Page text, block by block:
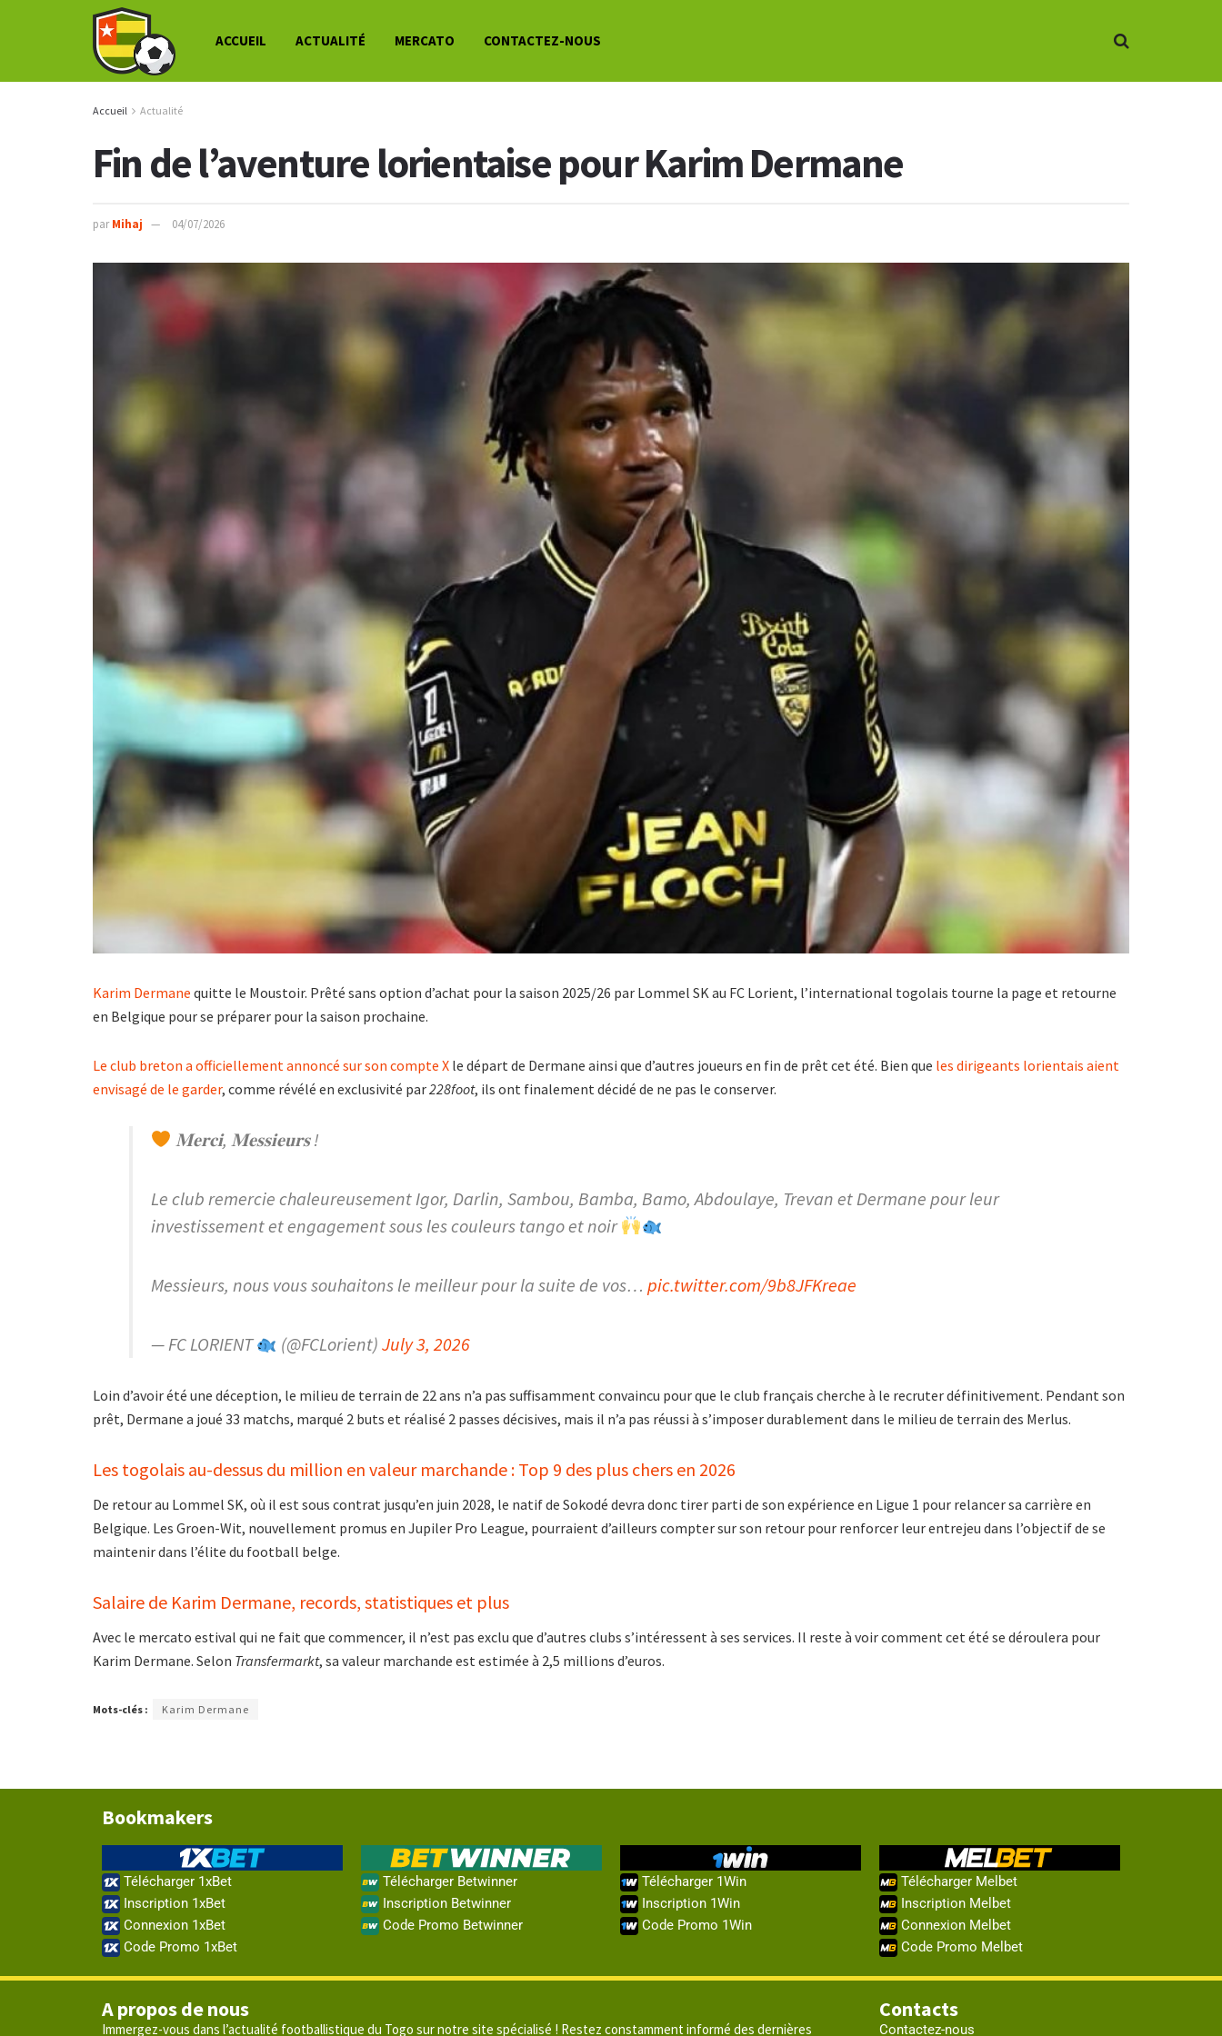
ACCUEIL ACTUALITÉ MERCATO CONTACTEZ-NOUS
Accueil Actualité
Fin de l’aventure lorientaise pour Karim Dermane
par Mihaj 04/07/2026
Karim Dermane quitte le Moustoir. Prêté sans option d’achat pour la saison 2025/26 par Lommel SK au FC Lorient, l’international togolais tourne la page et retourne
en Belgique pour se préparer pour la saison prochaine.
Le club breton a officiellement annoncé sur son compte X le départ de Dermane ainsi que d’autres joueurs en fin de prêt cet été. Bien que les dirigeants lorientais aient
envisagé de le garder, comme révélé en exclusivité par228foot, ils ont finalement décidé de ne pas le conserver.
𝐌𝐞𝐫𝐜𝐢, 𝐌𝐞𝐬𝐬𝐢𝐞𝐮𝐫𝐬 !
Le club remercie chaleureusement Igor, Darlin, Sambou, Bamba, Bamo, Abdoulaye, Trevan et Dermane pour leur
investissement et engagement sous les couleurs tango et noir
Messieurs, nous vous souhaitons le meilleur pour la suite de vos… pic.twitter.com/9b8JFKreae
— FC LORIENT (@FCLorient) July 3, 2026
Loin d’avoir été une déception, le milieu de terrain de 22 ans n’a pas suffisamment convaincu pour que le club français cherche à le recruter définitivement. Pendant son
prêt, Dermane a joué 33 matchs, marqué 2 buts et réalisé 2 passes décisives, mais il n’a pas réussi à s’imposer durablement dans le milieu de terrain des Merlus.
Les togolais au-dessus du million en valeur marchande : Top 9 des plus chers en 2026
De retour au Lommel SK, où il est sous contrat jusqu’en juin 2028, le natif de Sokodé devra donc tirer parti de son expérience en Ligue 1 pour relancer sa carrière en
Belgique. Les Groen-Wit, nouvellement promus en Jupiler Pro League, pourraient d’ailleurs compter sur son retour pour renforcer leur entrejeu dans l’objectif de se
maintenir dans l’élite du football belge.
Salaire de Karim Dermane, records, statistiques et plus
Avec le mercato estival qui ne fait que commencer, il n’est pas exclu que d’autres clubs s’intéressent à ses services. Il reste à voir comment cet été se déroulera pour
Karim Dermane. Selon Transfermarkt, sa valeur marchande est estimée à 2,5 millions d’euros.
Mots-clés : Karim Dermane
Bookmakers
Télécharger 1xBet
Inscription 1xBet
Connexion 1xBet
Code Promo 1xBet
Télécharger Betwinner
Inscription Betwinner
Code Promo Betwinner
Télécharger 1Win
Inscription 1Win
Code Promo 1Win
Télécharger Melbet
Inscription Melbet
Connexion Melbet
Code Promo Melbet
A propos de nous
Immergez-vous dans l’actualité footballistique du Togo sur notre site spécialisé ! Restez constamment informé des dernières
Contacts
Contactez-nous